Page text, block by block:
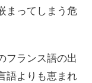
まってしまう危
フランス語の出
語よりも恵まれ